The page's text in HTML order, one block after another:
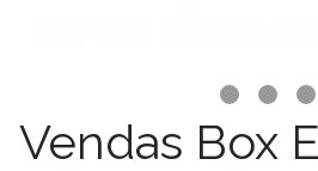
Vendas Box